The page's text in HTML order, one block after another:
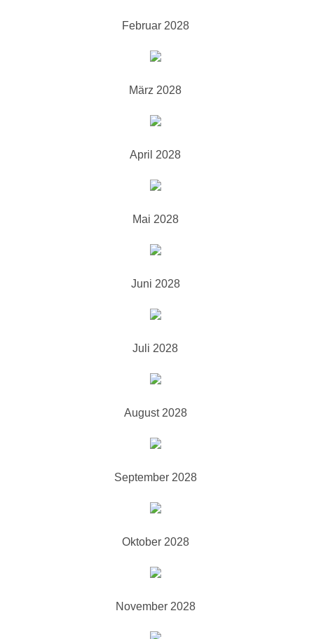
Februar 2028
März 2028
April 2028
Mai 2028
Juni 2028
Juli 2028
August 2028
September 2028
Oktober 2028
November 2028